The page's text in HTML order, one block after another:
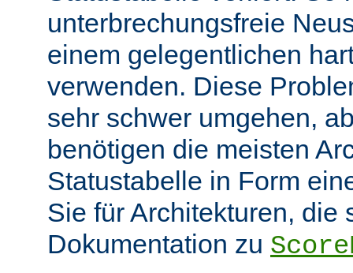
unterbrechungsfreie
einem gelegentlichen
verwenden. Diese
sehr schwer umgehen,
benötigen die meisten
Statustabelle in Form
Sie für Architekturen, die
Dokumentation zu